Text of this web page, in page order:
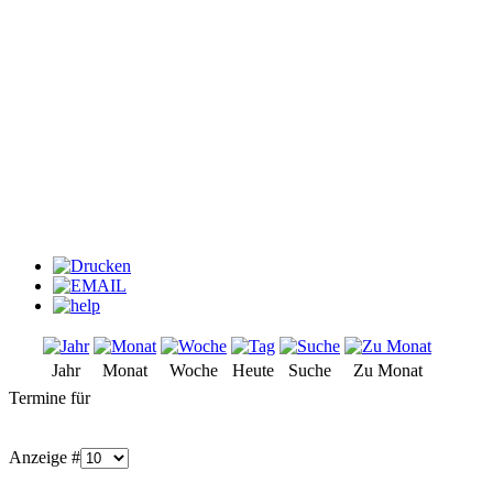
Jahr Monat Woche Heute Suche
Zu Monat
Termine für
Anzeige #